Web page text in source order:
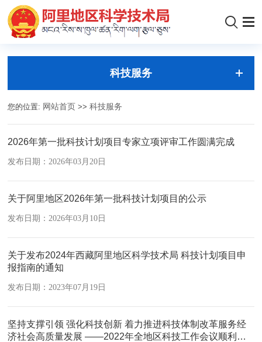
科技服务
您的位置: 网站首页 >>科技服务
2026年第一批科技计划项目专家立项评审工作圆满完成
发布日期：2026年03月20日
关于阿里地区2026年第一批科技计划项目的公示
发布日期：2026年03月10日
关于发布2024年西藏阿里地区科学技术局 科技计划项目申
发布日期：2023年07月19日
坚持支撑引领 强化科技创新 着力推进科技体制改革服务经
济社会高质量发展 ——2022年全地区科技工作会议顺利召